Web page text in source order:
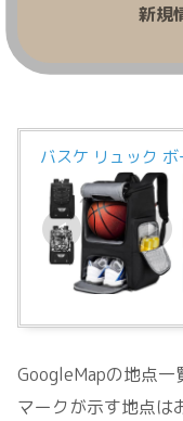
新規
バスケ リュック
GoogleMapの地点一
マークが示す地点は